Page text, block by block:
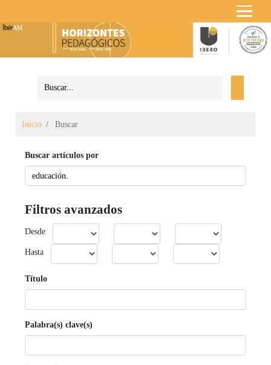
Inicio Buscar
Buscar artículos por
Filtros avanzados
Desde
Hasta
Título
Palabra(s) clave(s)